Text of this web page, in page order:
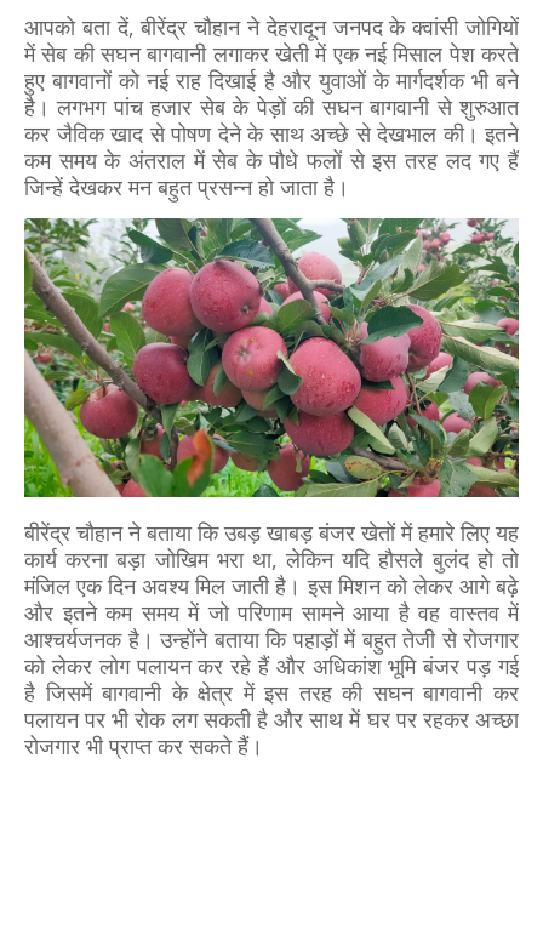
आपको बता दें, बीरेंद्र चौहान ने देहरादून जनपद के क्वांसी जोगियों
में सेब की सघन बागवानी लगाकर खेती में एक नई मिसाल पेश करते
हुए बागवानों को नई राह दिखाई है और युवाओं के मार्गदर्शक भी बने
है। लगभग पांच हजार सेब के पेड़ों की सघन बागवानी से शुरुआत
कर जैविक खाद से पोषण देने के साथ अच्छे से देखभाल की। इतने
कम समय के अंतराल में सेब के पौधे फलों से इस तरह लद गए हैं
जिन्हें देखकर मन बहुत प्रसन्न हो जाता है।
बीरेंद्र चौहान ने बताया कि उबड़ खाबड़ बंजर खेतों में हमारे लिए यह
कार्य करना बड़ा जोखिम भरा था, लेकिन यदि हौसले बुलंद हो तो
मंजिल एक दिन अवश्य मिल जाती है। इस मिशन को लेकर आगे बढ़े
और इतने कम समय में जो परिणाम सामने आया है वह वास्तव में
आश्चर्यजनक है। उन्होंने बताया कि पहाड़ों में बहुत तेजी से रोजगार
को लेकर लोग पलायन कर रहे हैं और अधिकांश भूमि बंजर पड़ गई
है जिसमें बागवानी के क्षेत्र में इस तरह की सघन बागवानी कर
पलायन पर भी रोक लग सकती है और साथ में घर पर रहकर अच्छा
रोजगार भी प्राप्त कर सकते हैं।